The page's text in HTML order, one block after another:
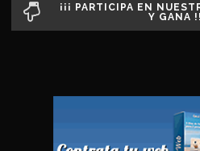
¡¡¡ PARTICIPA EN
Y GANA